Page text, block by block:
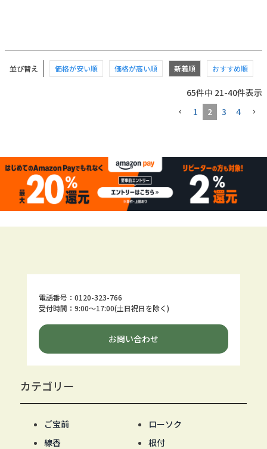
並び替え 価格が安い順 価格が高い順 新着順 おすすめ順
65件中 21-40件表示
1
2 3 4
電話番号：0120-323-766
受付時間：9:00～17:00(土日祝日を除く)
お問い合わせ
カテゴリー
ご宝前
ローソク
線香
根付